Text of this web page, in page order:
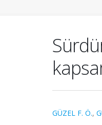
GÜZEL F. Ö.,